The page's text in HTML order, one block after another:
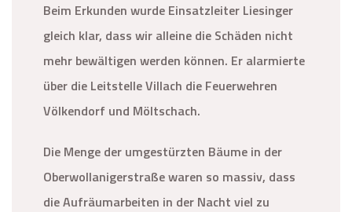
Beim Erkunden wurde Einsatzleiter Liesinger
gleich klar, dass wir alleine die Schäden nicht
mehr bewältigen werden können. Er alarmierte
über die Leitstelle Villach die Feuerwehren
Völkendorf und Möltschach.
Die Menge der umgestürzten Bäume in der
Oberwollanigerstraße waren so massiv, dass
die Aufräumarbeiten in der Nacht viel zu